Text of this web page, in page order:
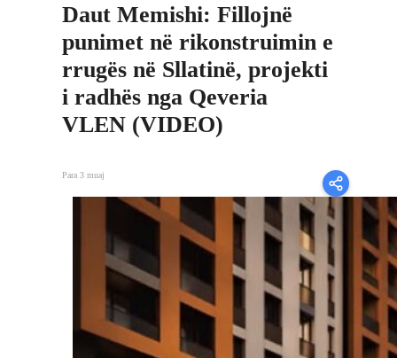
Daut Memishi: Fillojnë
punimet në rikonstruimin e
rrugës në Sllatinë, projekti
i radhës nga Qeveria
VLEN (VIDEO)
Para 3 muaj